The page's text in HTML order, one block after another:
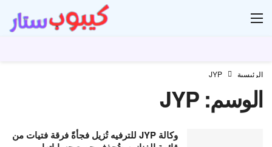
الرئيسية JYP
الوسم:JYP
وكالة JYP للترفيه تُزيل فجأةً فرقة فتيات من